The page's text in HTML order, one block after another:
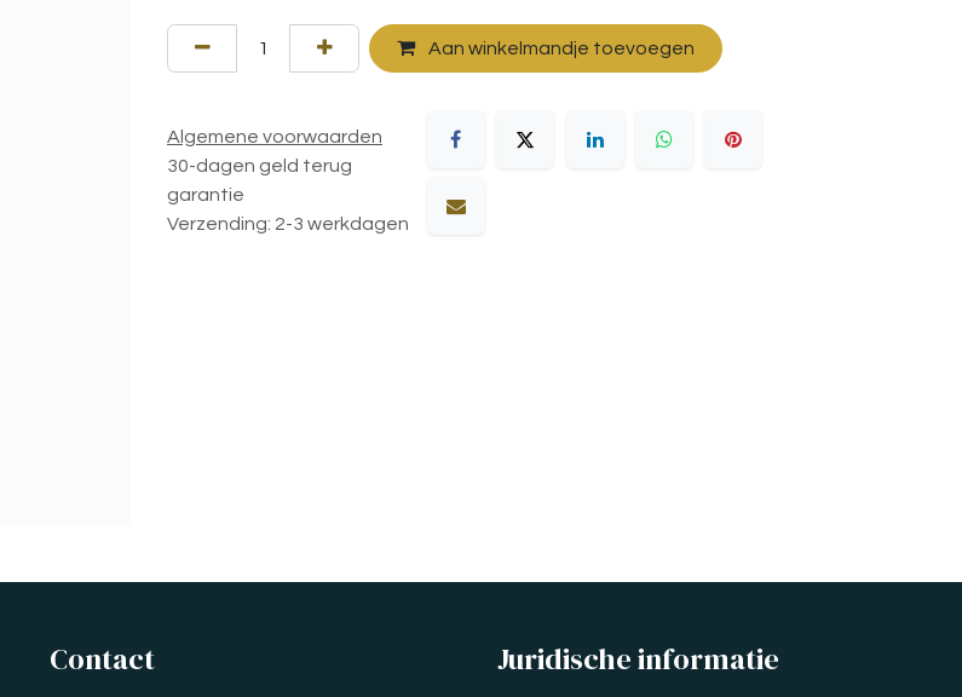
Aan winkelmandje toevoegen
Algemene voorwaarden
30-dagen geld terug
garantie
Verzending: 2-3 werkdagen
Juridische informatie
Contact